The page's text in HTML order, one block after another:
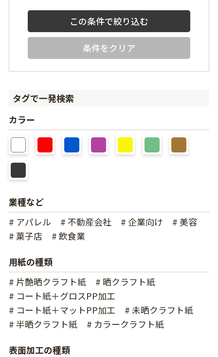
条件をクリア
タグで一発検索
カラー
業種など
# アパレル
# 不動産会社 # 企業向け
# 美容
# 菓子店
# 飲食業
用紙の種類
# 片艶晒クラフト紙
# 晒クラフト紙
# コート紙＋グロスPP加工
# コート紙＋マットPP加工
# 未晒クラフト紙
# 半晒クラフト紙
# カラークラフト紙
表面加工の種類